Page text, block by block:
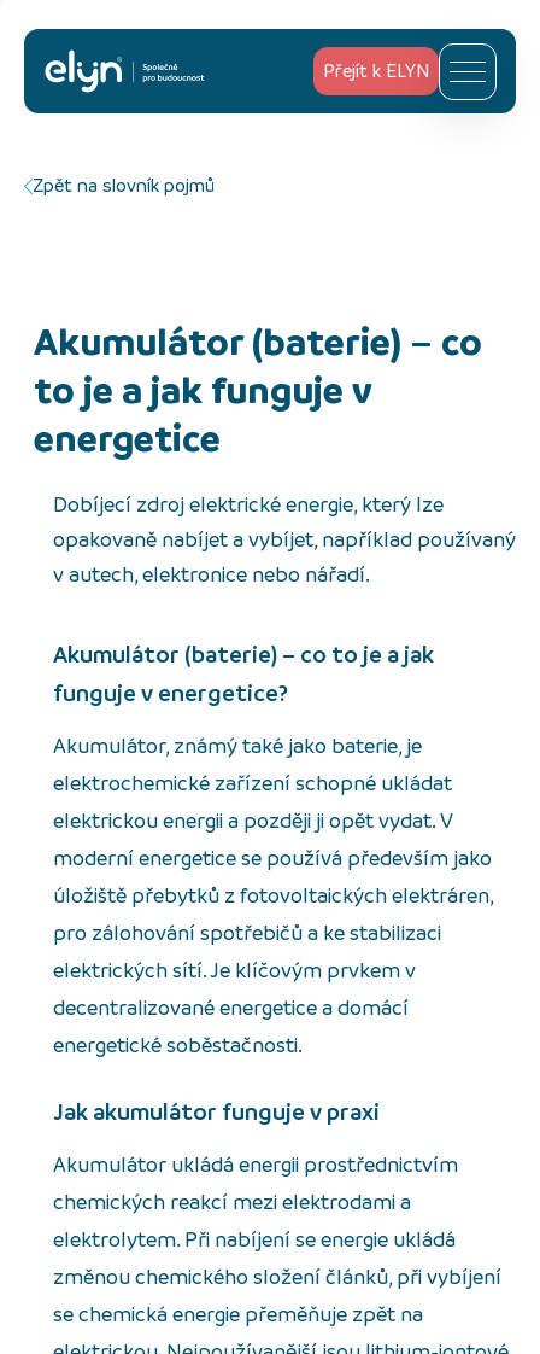
Přejít k ELYN
Zpět na slovník pojmů
Akumulátor (baterie) – co
to je a jak funguje v
energetice
Dobíjecí zdroj elektrické energie, který lze
opakovaně nabíjet a vybíjet, například používaný
v autech, elektronice nebo nářadí.
Akumulátor (baterie) – co to je a jak
funguje v energetice?
Akumulátor, známý také jako baterie, je
elektrochemické zařízení schopné ukládat
elektrickou energii a později ji opět vydat. V
moderní energetice se používá především jako
úložiště přebytků z fotovoltaických elektráren,
pro zálohování spotřebičů a ke stabilizaci
elektrických sítí. Je klíčovým prvkem v
decentralizované energetice a domácí
energetické soběstačnosti.
Jak akumulátor funguje v praxi
Akumulátor ukládá energii prostřednictvím
chemických reakcí mezi elektrodami a
elektrolytem. Při nabíjení se energie ukládá
změnou chemického složení článků, při vybíjení
se chemická energie přeměňuje zpět na